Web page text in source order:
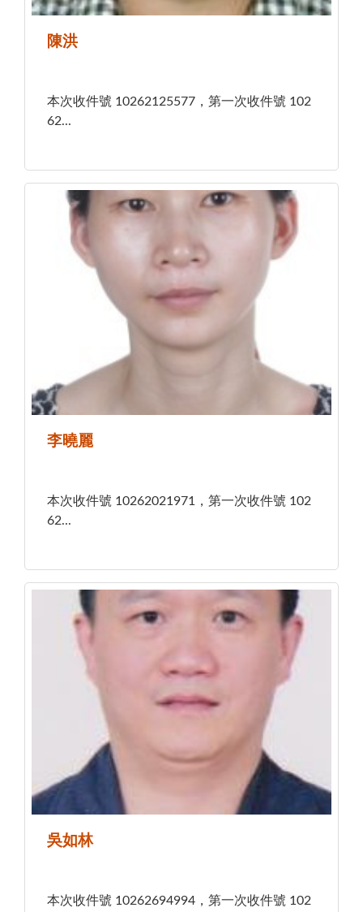
陳洪
本次收件號 10262125577，第一次收件號 102
62...
李曉麗
本次收件號 10262021971，第一次收件號 102
62...
吳如林
本次收件號 10262694994，第一次收件號 102